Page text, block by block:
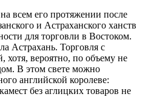
всем его протяжении после
и Астраханского ханств
для торговли в Востоком.
Астрахань. Торговля с
хотя, вероятно, по объему не
В этом свете можно
английской королеве:
без аглицких товаров не